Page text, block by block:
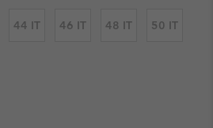
44 IT 46 IT 48 IT 50 IT